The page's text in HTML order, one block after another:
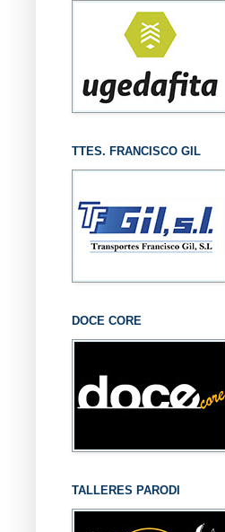
TTES. FRANCISCO GIL
DOCE CORE
TALLERES PARODI